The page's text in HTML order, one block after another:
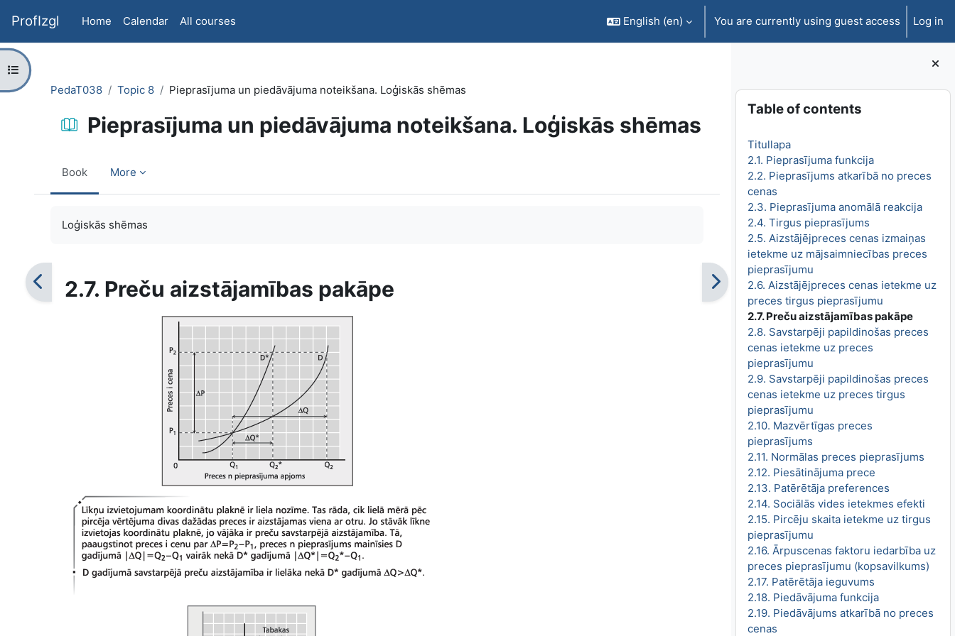
ProfIzgl Home Calendar All courses English ‎(en)‎ You are currently using guest access Log in
Blocks
Skip Table of contents
Table of contents
Titullapa
2.1. Pieprasījuma funkcija
2.2. Pieprasījums atkarībā no preces
cenas
2.3. Pieprasījuma anomālā reakcija
2.4. Tirgus pieprasījums
2.5. Aizstājējpreces cenas izmaiņas
ietekme uz mājsaimniecības preces
pieprasījumu
2.6. Aizstājējpreces cenas ietekme uz
preces tirgus pieprasījumu
2.7. Preču aizstājamības pakāpe
2.8. Savstarpēji papildinošas preces
cenas ietekme uz preces
pieprasījumu
2.9. Savstarpēji papildinošas preces
cenas ietekme uz preces tirgus
pieprasījumu
2.10. Mazvērtīgas preces
pieprasījums
2.11. Normālas preces pieprasījums
2.12. Piesātinājuma prece
2.13. Patērētāja preferences
2.14. Sociālās vides ietekmes efekti
2.15. Pircēju skaita ietekme uz tirgus
pieprasījumu
2.16. Ārpuscenas faktoru iedarbība uz
preces pieprasījumu (kopsavilkums)
2.17. Patērētāja ieguvums
2.18. Piedāvājuma funkcija
2.19. Piedāvājums atkarībā no preces
cenas
Open course index
PedaT038
Topic 8 Pieprasījuma un piedāvājuma noteikšana. Loģiskās shēmas
Pieprasījuma un piedāvājuma noteikšana. Loģiskās shēmas
Book More
Loģiskās shēmas
2.7. Preču aizstājamības pakāpe